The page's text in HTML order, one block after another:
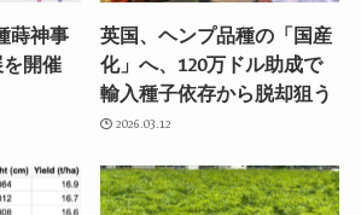
蒔神事
を開催
英国、ヘンプ品種の「国産
化」へ、120万ドル助成で
輸入種子依存から脱却狙う
2026.03.12